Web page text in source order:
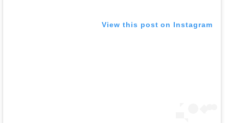
View this post on Instagram